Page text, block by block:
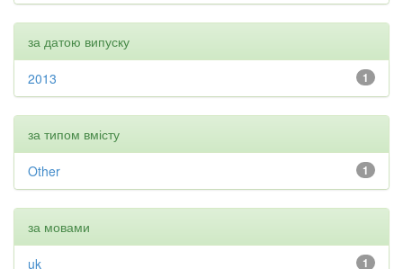
за датою випуску
1
2013
за типом вмісту
1
Other
за мовами
1
uk